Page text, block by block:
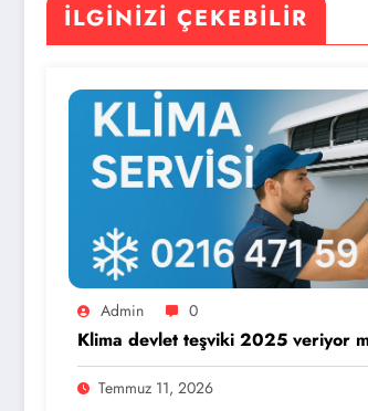
İLGINIZI ÇEKEBILIR
Admin 0
Klima devlet teşviki 2025 veriyor
Temmuz 11, 2026